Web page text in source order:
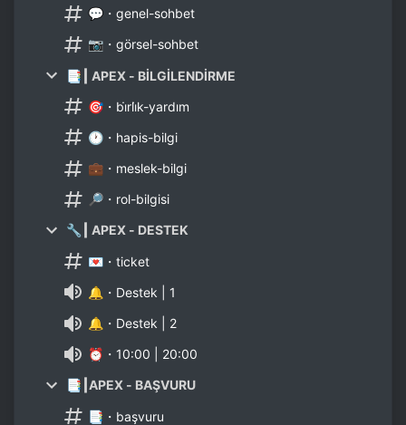
💬・genel-sohbet
📷・görsel-sohbet
📑┃ APEX - BİLGİLENDİRME
🎯・bi̇rli̇k-yardım
🕐・hapis-bilgi
💼・meslek-bilgi
🔎・rol-bilgisi
🔧┃ APEX - DESTEK
💌・ticket
🔔・Destek | 1
🔔・Destek | 2
⏰・10:00 | 20:00
📑┃APEX - BAŞVURU
📑・başvuru